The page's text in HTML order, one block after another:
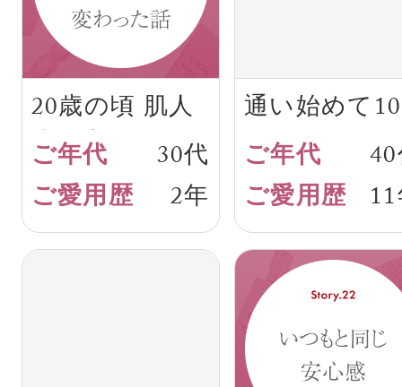
20歳の頃 肌人
生が変わった
話
30代
2年
通い始めて10
年が経ちまし
た